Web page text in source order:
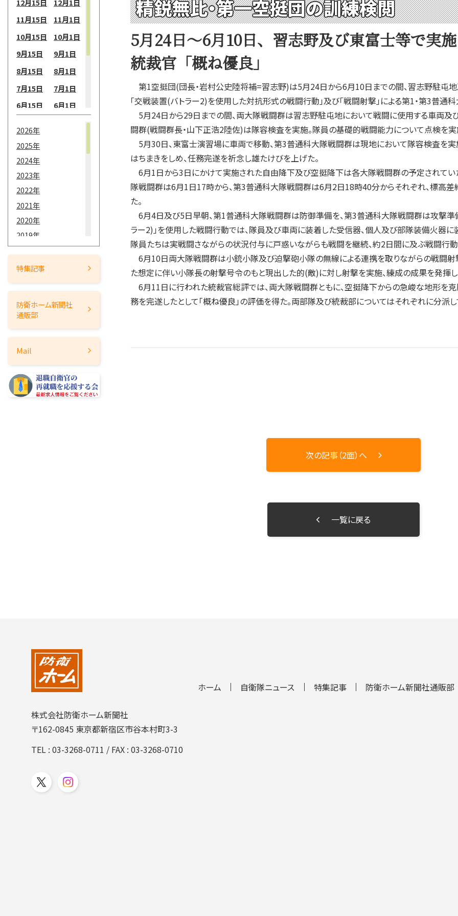
11月15日
11月1日
10月15日
10月1日
9月15日
9月1日
8月15日
8月1日
7月15日
7月1日
6月15日
6月1日
3月15日
2月15日
1月15日
2026年
2025年
2024年
2023年
2022年
2021年
2020年
2019年
2018年
2017年
2014年
2012年
2011年
2009年
2008年
特集記事
防衛ホーム新聞社
通販部
Mail
精鋭無比・第一空挺団の訓練検閲
5月24日～6月10日、習志野及び東富士等で実施
統裁官「概ね優良」
第1空挺団(団長・岩村公史陸将補=習志野)は5月24日から6月10日までの間、習志野駐屯地
「交戦装置(バトラー2)を使用した対抗形式の戦闘行動」及び「戦闘射撃」による第1・第3普通
5月24日から29日までの間、両大隊戦闘群は習志野駐屯地において戦闘に使用する車両
闘群(戦闘群長・山下正浩2陸佐)は隊容検査を実施。隊員の基礎的戦闘能力について点検を実
5月30日、東富士演習場に車両で移動、第3普通科大隊戦闘群は現地において隊容検査を
はちまきをしめ、任務完遂を祈念し雄たけびを上げた。
6月1日から3日にかけて実施された自由降下及び空挺降下は各大隊戦闘群の予定されて
隊戦闘群は6月1日17時から、第3普通科大隊戦闘群は6月2日18時40分からそれぞれ、標高
た。
6月4日及び5日早朝、第1普通科大隊戦闘群は防御準備を、第3普通科大隊戦闘群は攻撃準
ラー2)」を使用した戦闘行動では、隊員及び車両に装着した受信器、個人及び部隊装備火器
隊員たちは実戦闘さながらの状況付与に戸惑いながらも戦闘を継続、約2日間に及ぶ戦闘行
6月10日両大隊戦闘群は小銃小隊及び迫撃砲小隊の無線による連携を取りながらの戦闘射
た想定に伴い小隊長の射撃号令のもと現出した的(敵)に対し射撃を実施、練成の成果を発揮し
6月11日に行われた統裁官総評では、両大隊戦闘群ともに、空挺降下からの急峻な地形を
務を完遂したとして「概ね優良」の評価を得た。両部隊及び統裁部についてはそれぞれに分派
次の記事（2面）へ
一覧に戻る
株式会社防衛ホーム新聞社
〒162-0845 東京都新宿区市谷本村町3-3
TEL :03-3268-0711 / FAX : 03-3268-0710
ホーム 自衛隊ニュース 特集記事 防衛ホーム新聞社通販部